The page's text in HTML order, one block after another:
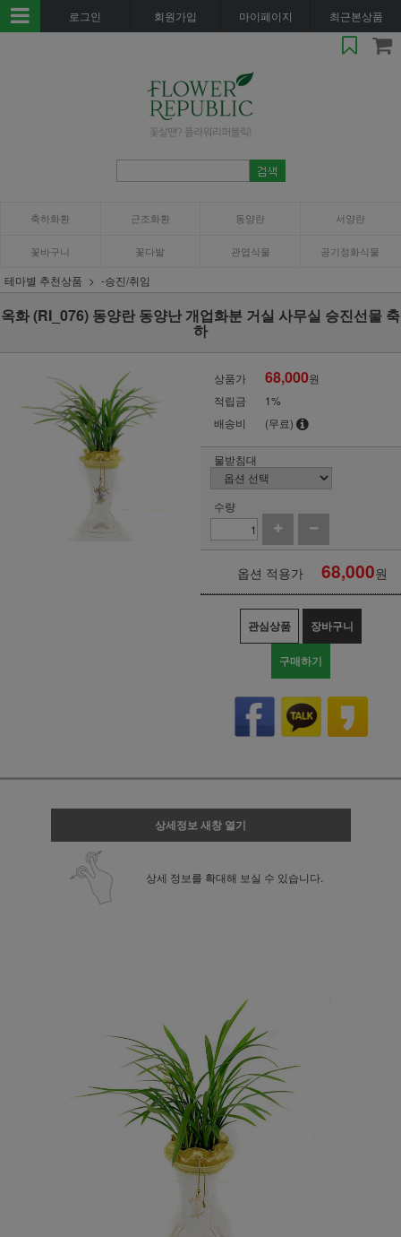
로그인 회원가입 마이페이지 최근본상품
축하화환 근조화환 동양란 서양란
꽃바구니 꽃다발 관엽식물 공기정화식물
테마별 추천상품 -승진/취임
옥화 (RI_076) 동양란 동양난 개업화분 거실 사무실 승진선물 축
하
상품가 68,000원
적립금
1%
배송비
(무료)
물받침대
수량
옵션 적용가 68,000원
관심상품 장바구니
구매하기
상세정보 새창 열기
상세 정보를 확대해 보실 수 있습니다.